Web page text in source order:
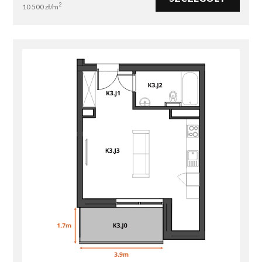
dziećmi, jak i osoby szukające drugiego domu lub
Sprawdzone doświadczenie
wykonawcy
Inwestycję realizuje renomowany generalny
wykonawca z ponad
35-letnim doświadczeniem
rynku i dorobkiem przekraczającym
2000
zrealizowanych mieszkań
. To gwarancja nie tylko
jakości i solidności, ale również terminowości całego
procesu budowlanego.
Harmonogram inwestycji
rozpoczęcie prac
: lipiec 2024,
planowane zakończenie: czerwiec 2026.
10 500zł/m2